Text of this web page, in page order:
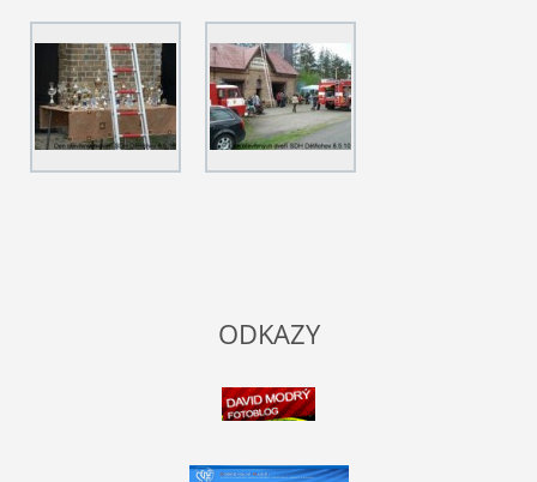
ODKAZY